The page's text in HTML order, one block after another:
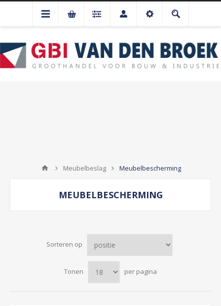
Meubelbeslag Meubelbescherming
MEUBELBESCHERMING
Sorteren op
Tonen per pagina